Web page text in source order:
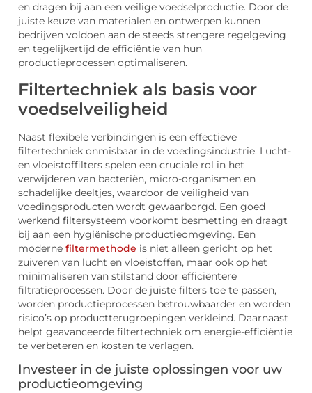
en dragen bij aan een veilige voedselproductie. Door de
juiste keuze van materialen en ontwerpen kunnen
bedrijven voldoen aan de steeds strengere regelgeving
en tegelijkertijd de efficiëntie van hun
productieprocessen optimaliseren.
Filtertechniek als basis voor
voedselveiligheid
Naast flexibele verbindingen is een effectieve
filtertechniek onmisbaar in de voedingsindustrie. Lucht-
en vloeistoffilters spelen een cruciale rol in het
verwijderen van bacteriën, micro-organismen en
schadelijke deeltjes, waardoor de veiligheid van
voedingsproducten wordt gewaarborgd. Een goed
werkend filtersysteem voorkomt besmetting en draagt
bij aan een hygiënische productieomgeving. Een
moderne filtermethode is niet alleen gericht op het
zuiveren van lucht en vloeistoffen, maar ook op het
minimaliseren van stilstand door efficiëntere
filtratieprocessen. Door de juiste filters toe te passen,
worden productieprocessen betrouwbaarder en worden
risico’s op productterugroepingen verkleind. Daarnaast
helpt geavanceerde filtertechniek om energie-efficiëntie
te verbeteren en kosten te verlagen.
Investeer in de juiste oplossingen voor uw
productieomgeving